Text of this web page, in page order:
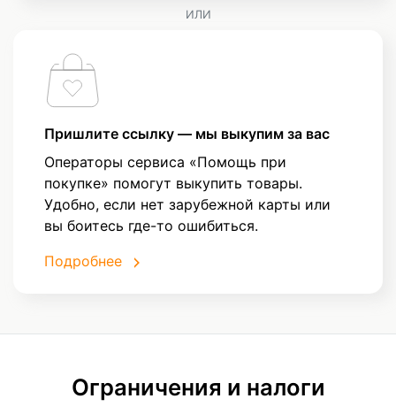
ИЛИ
Пришлите ссылку — мы выкупим за вас
Операторы сервиса «Помощь при
покупке» помогут выкупить товары.
Удобно, если нет зарубежной карты или
вы боитесь где-то ошибиться.
Подробнее
Ограничения и налоги